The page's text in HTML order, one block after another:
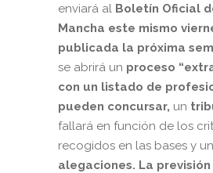
enviará al Boletín Oficial
Mancha este mismo
publicada la próxima
se abrirá un proceso
con un listado de
pueden concursar, un
fallará en función de los
recogidos en las bases y un
alegaciones. La